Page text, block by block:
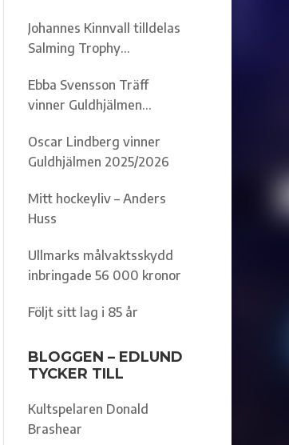
Johannes Kinnvall tilldelas
Salming Trophy
Ebba Svensson Träff
vinner Guldhjälmen
Oscar Lindberg vinner
Guldhjälmen 2025/2026
Mitt hockeyliv – Anders
Huss
Ullmarks målvaktsskydd
inbringade 56 000 kronor
Följt sitt lag i 85 år
BLOGGEN – EDLUND
TYCKER TILL
Kultspelaren Donald
Brashear